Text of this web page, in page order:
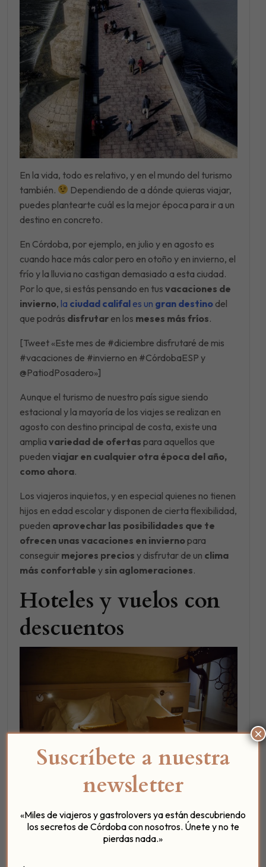
En la vida, todo es relativo, y en el mundo del turismo
también.
Dependiendo de a dónde quieras viajar,
puedes plantearte cuál es la mejor época para ir a un
destino en concreto.
En Córdoba, por ejemplo, en julio y en agosto es
cuando hace más calor pero en otoño y en invierno, el
frío y la lluvia no castigan demasiado a esta ciudad.
Por lo que, si estás pensando en tus vacaciones de
invierno, la ciudad califal es un gran destino del
que podrás disfrutar en los meses más fríos.
[Tweet «Este mes de #diciembre disfrutaré de mis
#vacaciones de #invierno en #CórdobaESP y
@PatiodPosadero»]
Aunque el turismo de nuestro país sigue siendo
estacional y la mayoría de los viajes se realizan en
agosto con destino principal de costa, existe una
amplia variedad de ofertas para aquellos que
pueden viajar en cualquier otra época del año,
como ahora.
Los viajeros inquietos, y en especial quienes no tienen
hijos en edad escolar y disponen de cierta flexibilidad,
pueden aprovechar las posibilidades que te
ofrecen unas vacaciones en inviernopara
conseguir mejores precios y disfrutar de un clima
más confortable y sin aglomeraciones.
Hoteles y vuelos con
descuentos
Jugar con las fechas
te permite, entre otros, darte
el capricho de dormir en el mejor hotel boutique
en fechas donde no está todo
Suscríbete a nuestra
newsletter
«Miles de viajeros y gastrolovers ya están descubriendo
los secretos de Córdoba con nosotros. Únete y no te
pierdas nada.»
×